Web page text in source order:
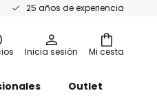
25 años de experiencia
Mi cesta
Inicia sesión
Outlet